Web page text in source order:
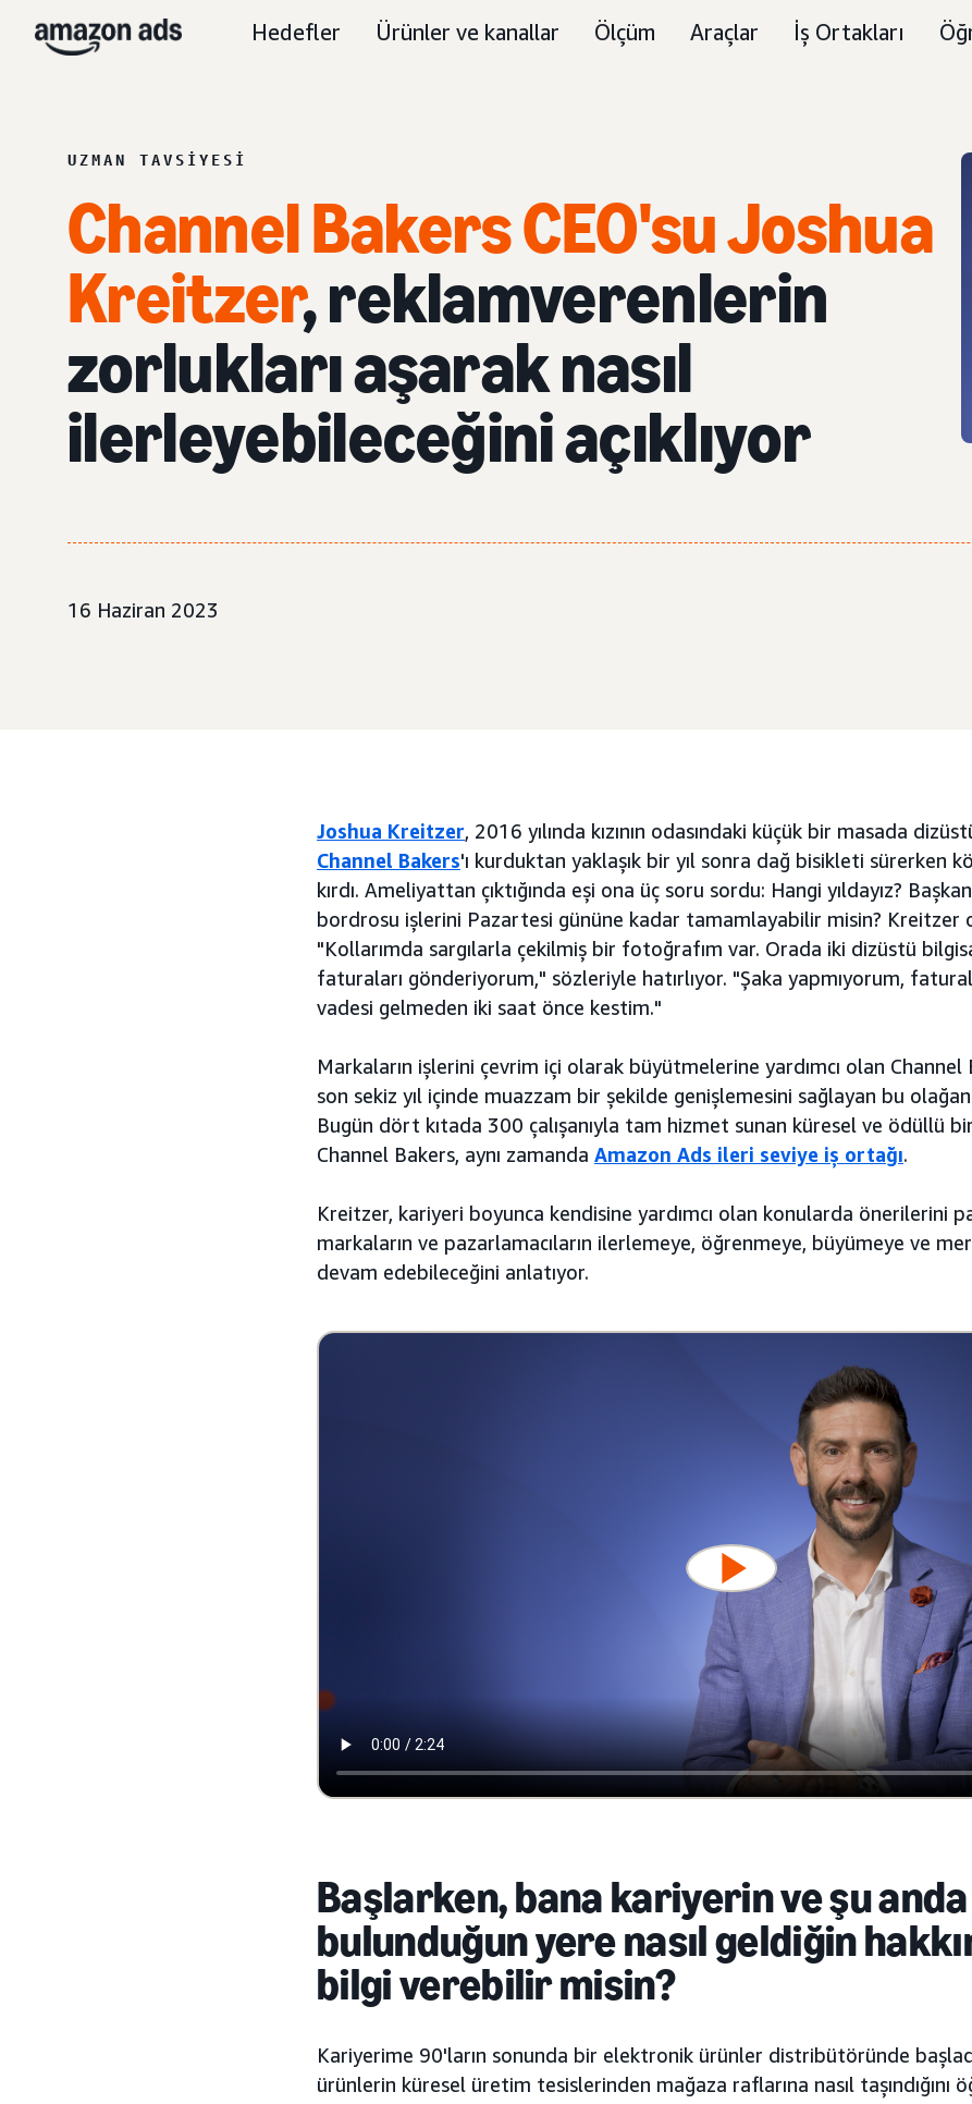
Hedefler Ürünler ve kanallar Ölçüm Araçlar İş Ortakları
UZMAN TAVSIYESI
Channel Bakers CEO'su Joshua
Kreitzer, reklamverenlerin
zorlukları aşarak nasıl
ilerleyebileceğini açıklıyor
16 Haziran 2023
Joshua Kreitzer, 2016 yılında kızının odasındaki küçük bir masada
Channel Bakers'ı kurduktan yaklaşık bir yıl sonra dağ bisikleti sürerken
kırdı. Ameliyattan çıktığında eşi ona üç soru sordu: Hangi yıldayız?
bordrosu işlerini Pazartesi gününe kadar tamamlayabilir misin? Kreitzer
"Kollarımda sargılarla çekilmiş bir fotoğrafım var. Orada iki dizüstü
faturaları gönderiyorum," sözleriyle hatırlıyor. "Şaka yapmıyorum,
vadesi gelmeden iki saat önce kestim."
Markaların işlerini çevrim içi olarak büyütmelerine yardımcı olan Channel
son sekiz yıl içinde muazzam bir şekilde genişlemesini sağlayan bu
Bugün dört kıtada 300 çalışanıyla tam hizmet sunan küresel ve ödüllü
Channel Bakers, aynı zamanda Amazon Ads ileri seviye iş ortağı.
Kreitzer, kariyeri boyunca kendisine yardımcı olan konularda önerilerini
markaların ve pazarlamacıların ilerlemeye, öğrenmeye, büyümeye ve
devam edebileceğini anlatıyor.
Başlarken, bana kariyerin ve şu anda
bulunduğun yere nasıl geldiğin
bilgi verebilir misin?
Kariyerime 90'ların sonunda bir elektronik ürünler distribütöründe
ürünlerin küresel üretim tesislerinden mağaza raflarına nasıl taşındığını